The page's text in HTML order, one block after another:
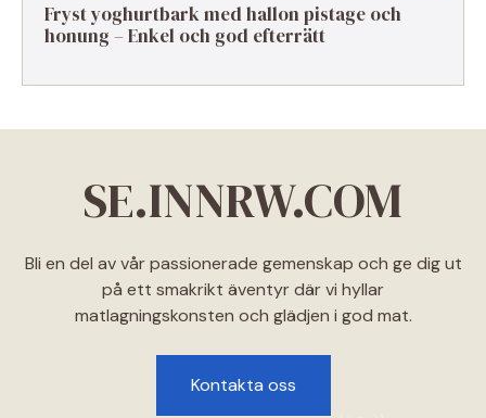
Fryst yoghurtbark med hallon pistage och
honung – Enkel och god efterrätt
SE.INNRW.COM
Bli en del av vår passionerade gemenskap och ge dig ut
på ett smakrikt äventyr där vi hyllar
matlagningskonsten och glädjen i god mat.
Kontakta oss